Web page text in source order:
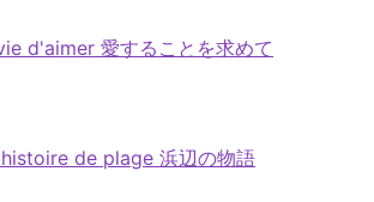
d'aimer 愛することを求めて
de plage 浜辺の物語